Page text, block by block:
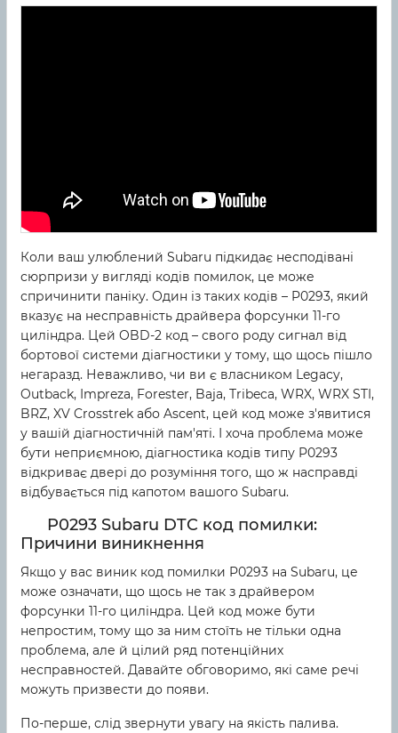
Коли ваш улюблений Subaru підкидає несподівані
сюрпризи у вигляді кодів помилок, це може
спричинити паніку. Один із таких кодів – P0293, який
вказує на несправність драйвера форсунки 11-го
циліндра. Цей OBD-2 код – свого роду сигнал від
бортової системи діагностики у тому, що щось пішло
негаразд. Неважливо, чи ви є власником Legacy,
Outback, Impreza, Forester, Baja, Tribeca, WRX, WRX STI,
BRZ, XV Crosstrek або Ascent, цей код може з'явитися
у вашій діагностичній пам'яті. І хоча проблема може
бути неприємною, діагностика кодів типу P0293
відкриває двері до розуміння того, що ж насправді
відбувається під капотом вашого Subaru.
P0293 Subaru DTC код помилки:
Причини виникнення
Якщо у вас виник код помилки P0293 на Subaru, це
може означати, що щось не так з драйвером
форсунки 11-го циліндра. Цей код може бути
непростим, тому що за ним стоїть не тільки одна
проблема, але й цілий ряд потенційних
несправностей. Давайте обговоримо, які саме речі
можуть призвести до появи.
По-перше, слід звернути увагу на якість палива.